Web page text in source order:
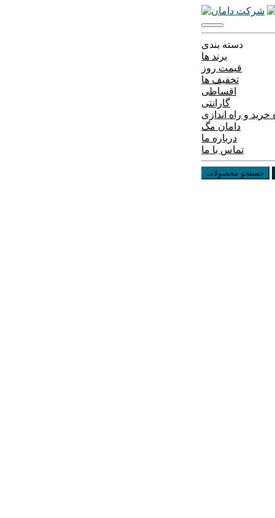
دسته بندی
برند ها
قیمت روز
تخفیف ها
اقساطی
گارانتی
و راه اندازی
دامان مگ
درباره ما
تماس با ما
جستجو محصولات